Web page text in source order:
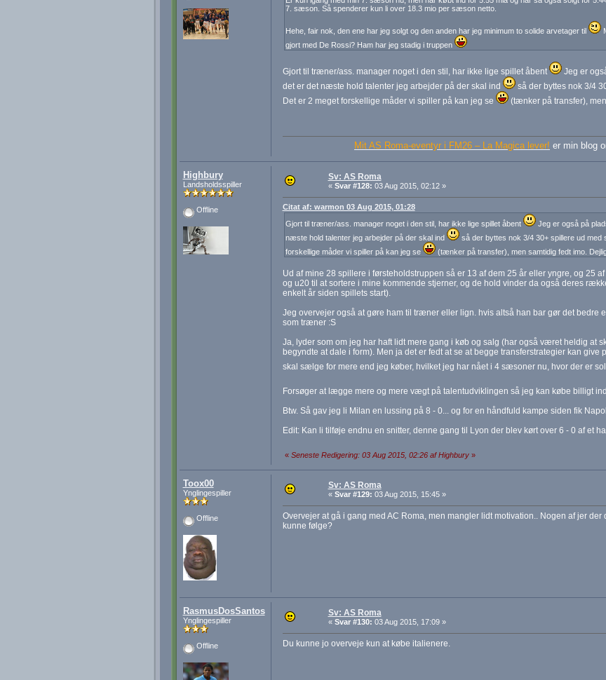
7. sæson. Så spenderer kun li over 18.3 mio per sæson netto.
Hehe, fair nok, den ene har jeg solgt og den anden har jeg minimum to solide arvetager til
gjort med De Rossi? Ham har jeg stadig i truppen
Gjort til træner/ass. manager noget i den stil, har ikke lige spillet åbent
Jeg er
det er det næste hold talenter jeg arbejder på der skal ind
så der byttes nok 3/4
Det er 2 meget forskellige måder vi spiller på kan jeg se
(tænker på transfer),
Mit AS Roma-eventyr i FM26 – La Magica lever! er min blog
Highbury
Landsholdsspiller
Offline
Sv: AS Roma
« Svar #128: 03 Aug 2015, 02:12 »
Citat af: warmon 03 Aug 2015, 01:28
Gjort til træner/ass. manager noget i den stil, har ikke lige spillet åbent
Jeg er også på
næste hold talenter jeg arbejder på der skal ind
så der byttes nok 3/4 30+ spillere ud med
forskellige måder vi spiller på kan jeg se
(tænker på transfer), men samtidig fedt imo.
Ud af mine 28 spillere i førsteholdstruppen så er 13 af dem 25 år eller yngre, og 25
og u20 til at sortere i mine kommende stjerner, og de hold vinder da også deres
enkelt år siden spillets start).
Jeg overvejer også at gøre ham til træner eller lign. hvis altså han bar gør det bedre
som træner :S
Ja, lyder som om jeg har haft lidt mere gang i køb og salg (har også været heldig at
begyndte at dale i form). Men ja det er fedt at se at begge transferstrategier kan give
skal sælge for mere end jeg køber, hvilket jeg har nået i 4 sæsoner nu, hvor der er
Forsøger at lægge mere og mere vægt på talentudviklingen så jeg kan købe billigt
Btw. Så gav jeg li Milan en lussing på 8 - 0... og for en håndfuld kampe siden fik
Edit: Kan li tilføje endnu en snitter, denne gang til Lyon der blev kørt over 6 - 0 af et
« Seneste Redigering: 03 Aug 2015, 02:26 af Highbury»
Toox00
Ynglingespiller
Offline
Sv: AS Roma
« Svar #129: 03 Aug 2015, 15:45 »
Overvejer at gå i gang med AC Roma, men mangler lidt motivation.. Nogen af jer
kunne følge?
RasmusDosSantos
Ynglingespiller
Offline
Sv: AS Roma
« Svar #130: 03 Aug 2015, 17:09 »
Du kunne jo overveje kun at købe italienere.